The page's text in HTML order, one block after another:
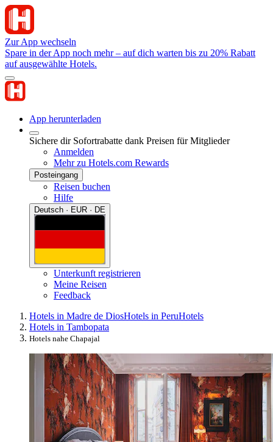
Zur App wechseln
Spare in der App noch mehr – auf dich warten bis zu 20% Rabatt
auf ausgewählte Hotels.
App herunterladen
Sichere dir Sofortrabatte dank Preisen für Mitglieder
Anmelden
Mehr zu Hotels.com Rewards
Posteingang
Reisen buchen
Hilfe
Deutsch · EUR · DE
Unterkunft registrieren
Meine Reisen
Feedback
Hotels in Madre de DiosHotels in PeruHotels
Hotels in Tambopata
Hotels nahe Chapajal